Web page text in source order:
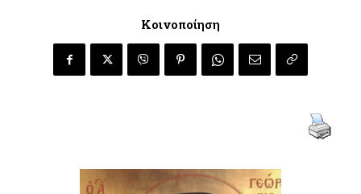
Κοινοποίηση